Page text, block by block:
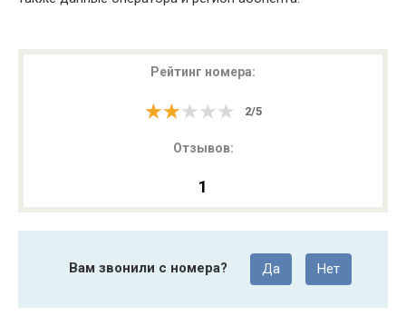
Рейтинг номера:
★★★★★
★★★★★ 2/5
Отзывов:
1
Вам звонили с номера? Да Нет